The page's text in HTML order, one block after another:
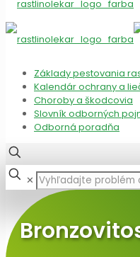
Základy pestovania
Kalendár ochrany a
Choroby a škodcovia
Slovník odborných
Odborná poradňa
✕